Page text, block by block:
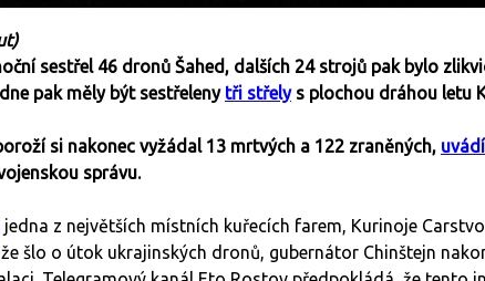
sestřel 46 dronů Šahed, dalších 24 strojů pak bylo
pak měly být sestřeleny tři střelys plochou dráhou letu
si nakonec vyžádal 13 mrtvých a 122 zraněných, uvádí
správu.
jedna z největších místních kuřecích farem, Kurinoje
šlo o útok ukrajinských dronů, gubernátor Chinštejn